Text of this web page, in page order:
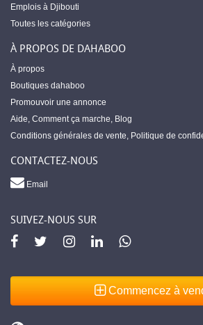
Emplois à Djibouti
Toutes les catégories
À PROPOS DE DAHABOO
À propos
Boutiques dahaboo
Promouvoir une annonce
Aide, Comment ça marche, Blog
Conditions générales de vente, Politique de
CONTACTEZ-NOUS
Email
SUIVEZ-NOUS SUR
Commencez à